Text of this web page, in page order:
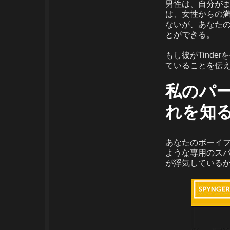
男性は、自分が
は、女性からの
ないが、あなた
とができる。
もし彼がTinder
ていることを伝
私のパ
れを知
あなたのボーイ
ような専用のス
が浮気している